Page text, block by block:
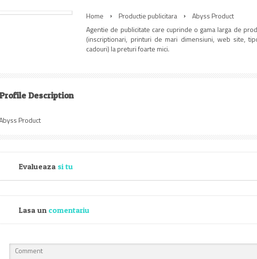
Home Productie publicitara
Abyss Product
Agentie de publicitate care cuprinde o gama larga de
(inscriptionari, printuri de mari dimensiuni, web site,
cadouri) la preturi foarte mici.
Profile Description
Product
Evalueaza si tu
Lasa un comentariu